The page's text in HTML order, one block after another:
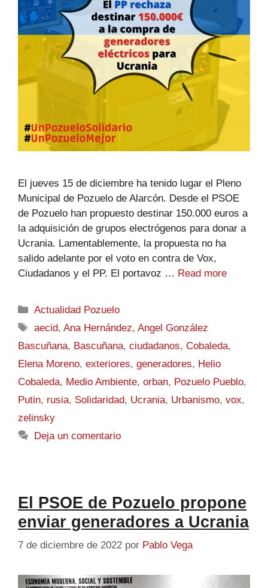
El jueves 15 de diciembre ha tenido lugar el Pleno
Municipal de Pozuelo de Alarcón. Desde el PSOE
de Pozuelo han propuesto destinar 150.000 euros a
la adquisición de grupos electrógenos para donar a
Ucrania. Lamentablemente, la propuesta no ha
salido adelante por el voto en contra de Vox,
Ciudadanos y el PP. El portavoz … Read more
Actualidad Pozuelo
aecid,Ana Hernández,Angel González
Bascuñana, Bascuñana, ciudadanos, Cobaleda,
Elena Moreno, exteriores, generadores, Helio
Cobaleda, Medio Ambiente, orban, Pozuelo Pueblo,
Putin, rusia, Solidaridad, Ucrania, Urbanismo, vox,
zelinsky
Deja un comentario
El PSOE de Pozuelo propone
enviar generadores a Ucrania
7 de diciembre de 2022 por Pablo Vega